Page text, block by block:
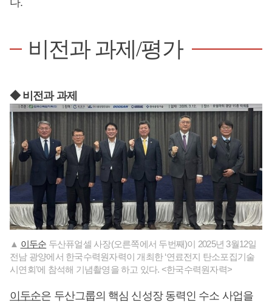
비전과 과제/평가
◆ 비전과 과제
▲ 이두순 두산퓨얼셀 사장(오른쪽에서 두번째)이 2025년 3월12일
전남 광양에서 한국수력원자력이 개최한 ‘연료전지 탄소포집기술
시연회’에 참석해 기념촬영을 하고 있다. <한국수력원자력>
이두순은 두산그룹의 핵심 신성장 동력인 수소 사업을